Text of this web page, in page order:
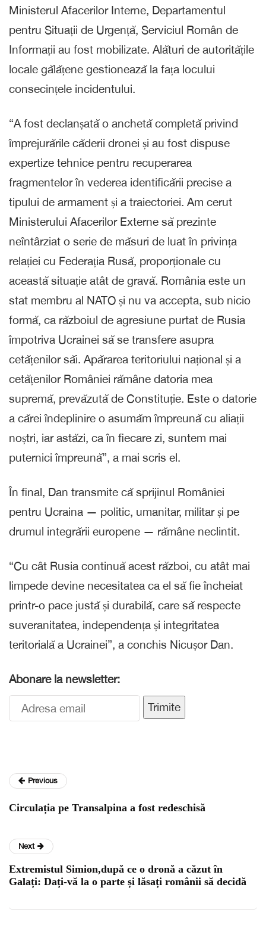
Ministerul Afacerilor Interne, Departamentul
pentru Situații de Urgență, Serviciul Român de
Informații au fost mobilizate. Alături de autoritățile
locale gălățene gestionează la fața locului
consecințele incidentului.
“A fost declanșată o anchetă completă privind
împrejurările căderii dronei și au fost dispuse
expertize tehnice pentru recuperarea
fragmentelor în vederea identificării precise a
tipului de armament și a traiectoriei. Am cerut
Ministerului Afacerilor Externe să prezinte
neîntârziat o serie de măsuri de luat în privința
relației cu Federația Rusă, proporționale cu
această situație atât de gravă. România este un
stat membru al NATO și nu va accepta, sub nicio
formă, ca războiul de agresiune purtat de Rusia
împotriva Ucrainei să se transfere asupra
cetățenilor săi. Apărarea teritoriului național și a
cetățenilor României rămâne datoria mea
supremă, prevăzută de Constituție. Este o datorie
a cărei îndeplinire o asumăm împreună cu aliații
noștri, iar astăzi, ca în fiecare zi, suntem mai
puternici împreună”, a mai scris el.
În final, Dan transmite că sprijinul României
pentru Ucraina — politic, umanitar, militar și pe
drumul integrării europene — rămâne neclintit.
“Cu cât Rusia continuă acest război, cu atât mai
limpede devine necesitatea ca el să fie încheiat
printr-o pace justă și durabilă, care să respecte
suveranitatea, independența și integritatea
teritorială a Ucrainei”, a conchis Nicușor Dan.
Abonare la newsletter:
Trimite
Previous
Circulația pe Transalpina a fost redeschisă
Next
Extremistul Simion,după ce o dronă a căzut în
Galați: Dați-vă la o parte și lăsați românii să decidă